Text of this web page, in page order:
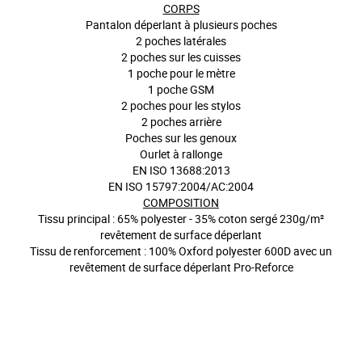
CORPS
Pantalon déperlant à plusieurs poches
2 poches latérales
2 poches sur les cuisses
1 poche pour le mètre
1 poche GSM
2 poches pour les stylos
2 poches arrière
Poches sur les genoux
Ourlet à rallonge
EN ISO 13688:2013
EN ISO 15797:2004/AC:2004
COMPOSITION
Tissu principal : 65% polyester - 35% coton sergé 230g/m²
revêtement de surface déperlant
Tissu de renforcement : 100% Oxford polyester 600D avec un
revêtement de surface déperlant Pro-Reforce